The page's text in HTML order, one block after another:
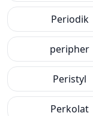
Periodik
peripher
Peristyl
Perkolat